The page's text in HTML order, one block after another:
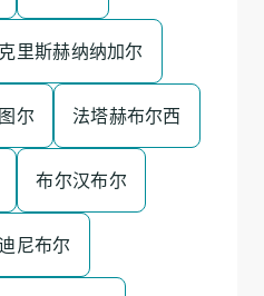
克里斯赫纳纳加尔
尔 法塔赫布尔西
布尔汉布尔
尼布尔